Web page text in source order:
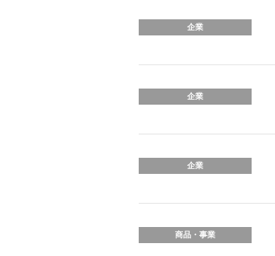
企業
企業
企業
商品・事業